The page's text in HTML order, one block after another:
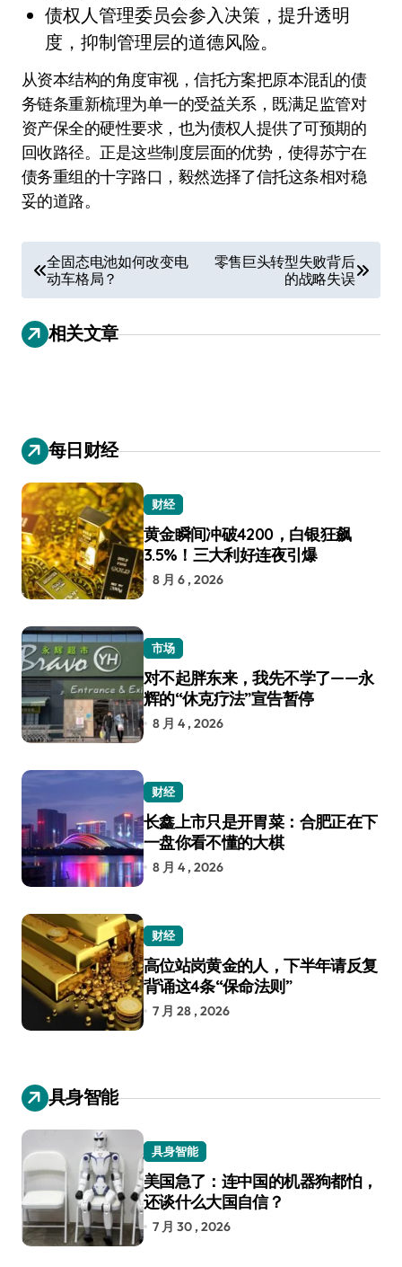
债权人管理委员会参入决策，提升透明
度，抑制管理层的道德风险。
从资本结构的角度审视，信托方案把原本混乱的债
务链条重新梳理为单一的受益关系，既满足监管对
资产保全的硬性要求，也为债权人提供了可预期的
回收路径。正是这些制度层面的优势，使得苏宁在
债务重组的十字路口，毅然选择了信托这条相对稳
妥的道路。
章
导
航
全固态电池如何改变电
动车格局？
零售巨头转型失败背后
的战略失误
相关文章
每日财经
财经
黄金瞬间冲破4200，白银狂飙
3.5%！三大利好连夜引爆
8 月 6 , 2026
市场
对不起胖东来，我先不学了——永
辉的“休克疗法”宣告暂停
8 月 4 , 2026
财经
长鑫上市只是开胃菜：合肥正在下
一盘你看不懂的大棋
8 月 4 , 2026
财经
高位站岗黄金的人，下半年请反复
背诵这4条“保命法则”
7 月 28 , 2026
具身智能
具身智能
美国急了：连中国的机器狗都怕，
还谈什么大国自信？
7 月 30 , 2026